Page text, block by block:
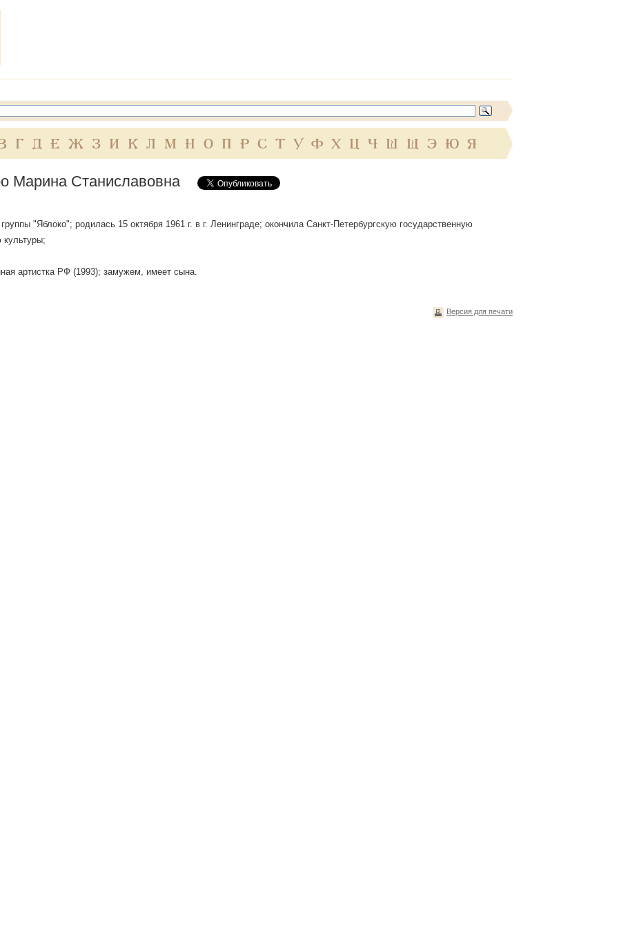
Г Д Е Ж З И К Л М Н О П Р С Т У Ф Х Ц Ч Ш Щ Э Ю Я
Марина Станиславовна
"Яблоко"; родилась 15 октября 1961 г. в г. Ленинграде; окончила Санкт-Петербургскую государственную
артистка РФ (1993); замужем, имеет сына.
Версия для печати